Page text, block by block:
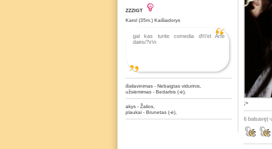
ZZZIGT
Karol (35m.) Kaišiadorys
gal kas turite comedia d\\\'el Arte
dainu?\r\n
išsilavinimas - Nebaigtas vidurinis,
užsiėmimas - Bedarbis (-ė),
akys - Žalios,
plaukai - Brunetas (-ė),
;>
6 balsavę(-